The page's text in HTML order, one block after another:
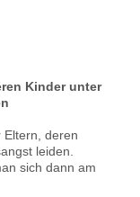
Kinder unter
Eltern, deren
leiden.
sich dann am